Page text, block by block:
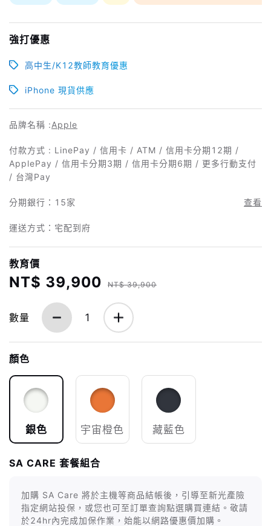
強打優惠
高中生/K12教師教育優惠
iPhone 現貨供應
品牌名稱 :Apple
付款方式 : LinePay / 信用卡 / ATM / 信用卡分期12期 /
ApplePay / 信用卡分期3期 / 信用卡分期6期 / 更多行動支付
/ 台灣Pay
分期銀行： 15家 查看
運送方式：宅配到府
教育價
NT$ 39,900 NT$ 39,900
數量 1
顏色
銀色 宇宙橙色 藏藍色
SA CARE 套餐組合
加購 SA Care 將於主機等商品結帳後，引導至新光產險
指定網站投保，或您也可至訂單查詢點選購買連結。敬請
於24hr內完成加保作業，始能以網路優惠價加購。